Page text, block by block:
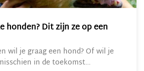
honden? Dit zijn ze op een
wil je graag een hond? Of wil je
in de toekomst…